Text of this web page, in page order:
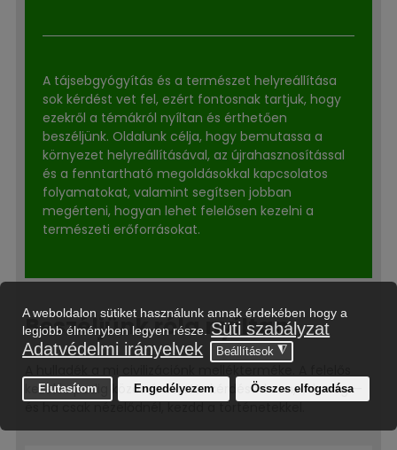
A tájsebgyógyítás és a természet helyreállítása
sok kérdést vet fel, ezért fontosnak tartjuk, hogy
ezekről a témákról nyíltan és érthetően
beszéljünk. Oldalunk célja, hogy bemutassa a
környezet helyreállításával, az újrahasznosítással
és a fenntartható megoldásokkal kapcsolatos
folyamatokat, valamint segítsen jobban
megérteni, hogyan lehet felelősen kezelni a
természeti erőforrásokat.
Beszéljünk róla nyíltan.
kezelés pedig közös érdek. Ha kérdésed van, írd meg —
és ha csak nézelődnél, kezdd a történetekkel.